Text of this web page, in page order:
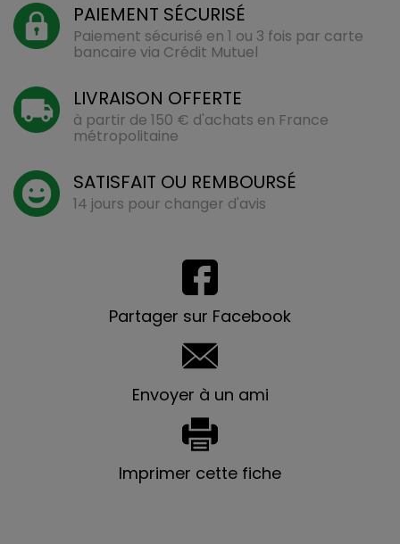
PAIEMENT SÉCURISÉ
Paiement sécurisé en 1 ou 3 fois par carte
bancaire via Crédit Mutuel
LIVRAISON OFFERTE
à partir de 150 € d'achats en France
métropolitaine
SATISFAIT OU REMBOURSÉ
14 jours pour changer d'avis
Partager sur Facebook
Envoyer à un ami
Imprimer cette fiche